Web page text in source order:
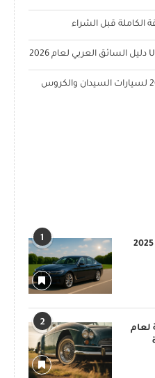
الكاملة قبل الشراء
أفضل 10 إطارات صينية لعام 2026 لسيارات السيدان والكروس
1
2
لعام